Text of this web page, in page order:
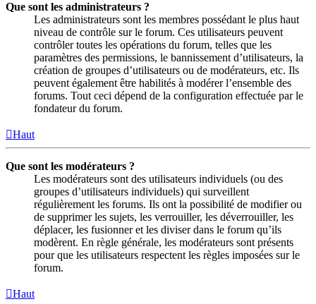
Que sont les administrateurs ?
Les administrateurs sont les membres possédant le plus haut
niveau de contrôle sur le forum. Ces utilisateurs peuvent
contrôler toutes les opérations du forum, telles que les
paramètres des permissions, le bannissement d’utilisateurs, la
création de groupes d’utilisateurs ou de modérateurs, etc. Ils
peuvent également être habilités à modérer l’ensemble des
forums. Tout ceci dépend de la configuration effectuée par le
fondateur du forum.
Haut
Que sont les modérateurs ?
Les modérateurs sont des utilisateurs individuels (ou des
groupes d’utilisateurs individuels) qui surveillent
régulièrement les forums. Ils ont la possibilité de modifier ou
de supprimer les sujets, les verrouiller, les déverrouiller, les
déplacer, les fusionner et les diviser dans le forum qu’ils
modèrent. En règle générale, les modérateurs sont présents
pour que les utilisateurs respectent les règles imposées sur le
forum.
Haut